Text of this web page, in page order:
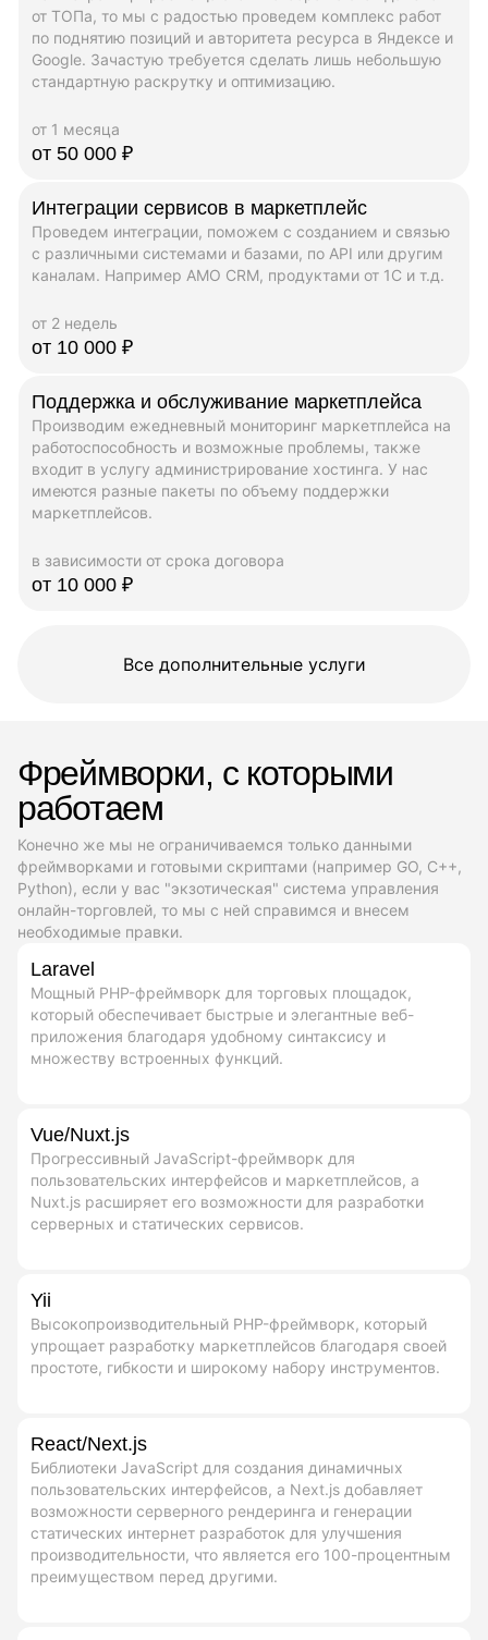
от ТОПа, то мы с радостью проведем комплекс работ
по поднятию позиций и авторитета ресурса в Яндексе и
Google. Зачастую требуется сделать лишь небольшую
стандартную раскрутку и оптимизацию.
от 1 месяца
от 50 000 ₽
Интеграции сервисов в маркетплейс
Проведем интеграции, поможем с созданием и связью
с различными системами и базами, по API или другим
каналам. Например AMO CRM, продуктами от 1C и т.д.
от 2 недель
от 10 000 ₽
Поддержка и обслуживание маркетплейса
Производим ежедневный мониторинг маркетплейса на
работоспособность и возможные проблемы, также
входит в услугу администрирование хостинга. У нас
имеются разные пакеты по объему поддержки
маркетплейсов.
в зависимости от срока договора
от 10 000 ₽
Все дополнительные услуги
Фреймворки, с которыми
работаем
Конечно же мы не ограничиваемся только данными
фреймворками и готовыми скриптами (например GO, C++,
Python), если у вас "экзотическая" система управления
онлайн-торговлей, то мы с ней справимся и внесем
необходимые правки.
Laravel
Мощный PHP-фреймворк для торговых площадок,
который обеспечивает быстрые и элегантные веб-
приложения благодаря удобному синтаксису и
множеству встроенных функций.
Vue/Nuxt.js
Прогрессивный JavaScript-фреймворк для
пользовательских интерфейсов и маркетплейсов, а
Nuxt.js расширяет его возможности для разработки
серверных и статических сервисов.
Yii
Высокопроизводительный PHP-фреймворк, который
упрощает разработку маркетплейсов благодаря своей
простоте, гибкости и широкому набору инструментов.
React/Next.js
Библиотеки JavaScript для создания динамичных
пользовательских интерфейсов, а Next.js добавляет
возможности серверного рендеринга и генерации
статических интернет разработок для улучшения
производительности, что является его 100-процентным
преимуществом перед другими.